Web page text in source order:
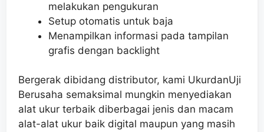
melakukan pengukuran
Setup otomatis untuk baja
Menampilkan informasi pada tampilan
grafis dengan backlight
Bergerak dibidang distributor, kami UkurdanUji
Berusaha semaksimal mungkin menyediakan
alat ukur terbaik diberbagai jenis dan macam
alat-alat ukur baik digital maupun yang masih